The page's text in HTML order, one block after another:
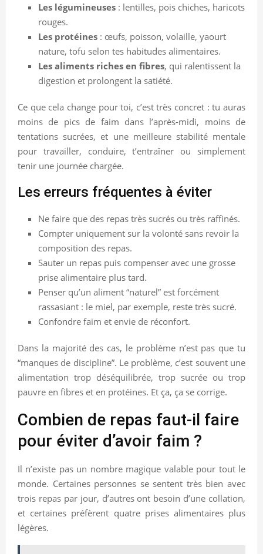
Les légumineuses : lentilles, pois chiches, haricots
rouges.
Les protéines : œufs, poisson, volaille, yaourt
nature, tofu selon tes habitudes alimentaires.
Les aliments riches en fibres, qui ralentissent la
digestion et prolongent la satiété.
Ce que cela change pour toi, c’est très concret : tu auras
moins de pics de faim dans l’après-midi, moins de
tentations sucrées, et une meilleure stabilité mentale
pour travailler, conduire, t’entraîner ou simplement
tenir une journée chargée.
Les erreurs fréquentes à éviter
Ne faire que des repas très sucrés ou très raffinés.
Compter uniquement sur la volonté sans revoir la
composition des repas.
Sauter un repas puis compenser avec une grosse
prise alimentaire plus tard.
Penser qu’un aliment “naturel” est forcément
rassasiant : le miel, par exemple, reste très sucré.
Confondre faim et envie de réconfort.
Dans la majorité des cas, le problème n’est pas que tu
“manques de discipline”. Le problème, c’est souvent une
alimentation trop déséquilibrée, trop sucrée ou trop
pauvre en fibres et en protéines. Et ça, ça se corrige.
Combien de repas faut-il faire
pour éviter d’avoir faim ?
Il n’existe pas un nombre magique valable pour tout le
monde. Certaines personnes se sentent très bien avec
trois repas par jour, d’autres ont besoin d’une collation,
et certaines préfèrent quatre prises alimentaires plus
légères.